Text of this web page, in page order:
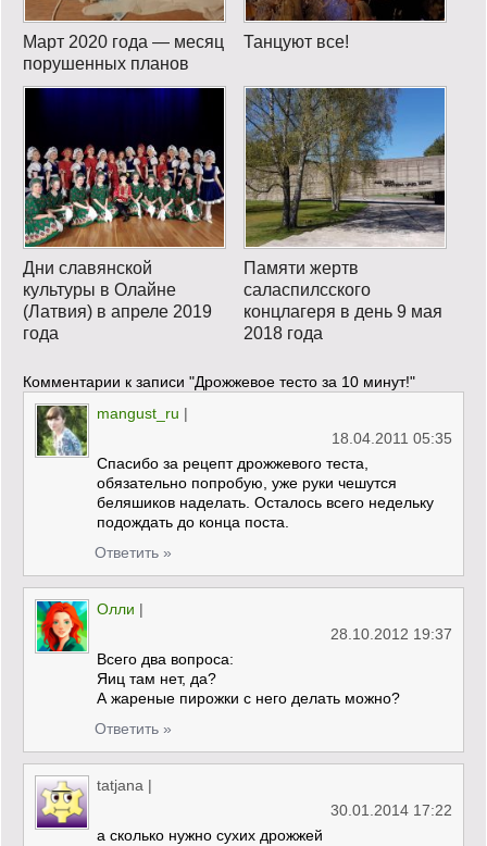
Март 2020 года — месяц
порушенных планов
Танцуют все!
Дни славянской
культуры в Олайне
(Латвия) в апреле 2019
года
Памяти жертв
саласпилсского
концлагеря в день 9 мая
2018 года
Комментарии к записи "Дрожжевое тесто за 10 минут!"
mangust_ru |
18.04.2011 05:35
Спасибо за рецепт дрожжевого теста,
обязательно попробую, уже руки чешутся
беляшиков наделать. Осталось всего недельку
подождать до конца поста.
Ответить »
Олли |
28.10.2012 19:37
Всего два вопроса:
Яиц там нет, да?
А жареные пирожки с него делать можно?
Ответить »
tatjana |
30.01.2014 17:22
а сколько нужно сухих дрожжей